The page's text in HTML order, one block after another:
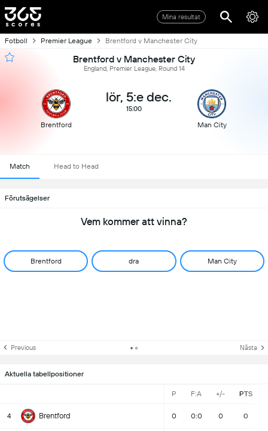
Mina resultat
Fotboll Premier League Brentford v Manchester City
Brentford v Manchester City
England, Premier League, Round 14
Brentford
lör, 5:e dec.
15:00
Man City
Match Head to Head
Förutsägelser
Vem kommer att vinna?
Brentford dra Man City
Previous Nästa
Aktuella tabellpositioner
P F:A +/- PTS
4 Brentford 0 0:0 0 0